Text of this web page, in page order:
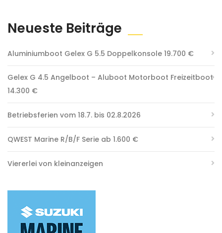
Neueste Beiträge
Aluminiumboot Gelex G 5.5 Doppelkonsole 19.700 €
Gelex G 4.5 Angelboot – Aluboot Motorboot Freizeitboot
14.300 €
Betriebsferien vom 18.7. bis 02.8.2026
QWEST Marine R/B/F Serie ab 1.600 €
Viererlei von kleinanzeigen